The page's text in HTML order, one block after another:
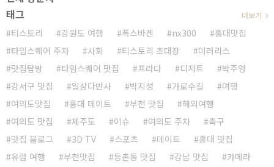
태그
티스토리 강원도 여행 폭스바겐 nx300
홍대맛집
타임스퀘어 주차
사회 티스토리 초대장
미러리스
맛집탐방
타임스퀘어 맛집 프라다 디저트
박주영
강서구 맛집
일상다반사 박지성 가로수길
여행
여의도맛집
홍대 데이트 부천 맛집
해외여행
여의도 맛집
제주도 이슈 여의도 주차
축구
맛집 블로그
3D TV 스포츠 데이트
홍대 맛집
유럽 여행
부천맛집 등촌동 맛집 강남 맛집
카메라
더보기